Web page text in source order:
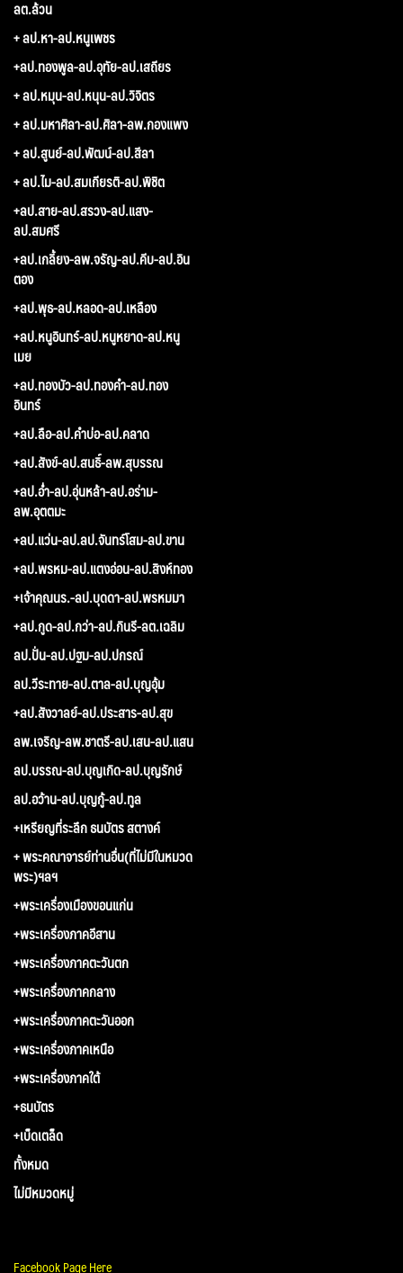
ลต.ล้วน
+ ลป.หา-ลป.หนูเพชร
+ลป.ทองพูล-ลป.อุทัย-ลป.เสถียร
+ ลป.หมุน-ลป.หนุน-ลป.วิจิตร
+ ลป.มหาศิลา-ลป.ศิลา-ลพ.กองแพง
+ ลป.สูนย์-ลป.พัฒน์-ลป.สีลา
+ ลป.ไม-ลป.สมเกียรติ-ลป.พิชิต
+ลป.สาย-ลป.สรวง-ลป.แสง-
ลป.สมศรี
+ลป.เกลี้ยง-ลพ.จรัญ-ลป.คีบ-ลป.อิน
ตอง
+ลป.พุธ-ลป.หลอด-ลป.เหลือง
+ลป.หนูอินทร์-ลป.หนูหยาด-ลป.หนู
เมย
+ลป.ทองบัว-ลป.ทองคำ-ลป.ทอง
อินทร์
+ลป.ลือ-ลป.คำบ่อ-ลป.คลาด
+ลป.สังข์-ลป.สนธิ์-ลพ.สุบรรณ
+ลป.อ่ำ-ลป.อุ่นหล้า-ลป.อร่าม-
ลพ.อุตตมะ
+ลป.แว่น-ลป.ลป.จันทร์โสม-ลป.ขาน
+ลป.พรหม-ลป.แตงอ่อน-ลป.สิงห์ทอง
+เจ้าคุณนร.-ลป.บุดดา-ลป.พรหมมา
+ลป.กูด-ลป.กว่า-ลป.กินรี-ลต.เฉลิม
ลป.ปั่น-ลป.ปฐม-ลป.ปกรณ์
ลป.วีระทาย-ลป.ตาล-ลป.บุญอุ้ม
+ลป.สังวาลย์-ลป.ประสาร-ลป.สุข
ลพ.เจริญ-ลพ.ชาตรี-ลป.เสน-ลป.แสน
ลป.บรรณ-ลป.บุญเกิด-ลป.บุญรักษ์
ลป.อว้าน-ลป.บุญกู้-ลป.ทูล
+เหรียญที่ระลึก ธนบัตร สตางค์
+ พระคณาจารย์ท่านอื่น(ที่ไม่มีในหมวด
พระ)ฯลฯ
+พระเครื่องเมืองขอนแก่น
+พระเครื่องภาคอีสาน
+พระเครื่องภาคตะวันตก
+พระเครื่องภาคกลาง
+พระเครื่องภาคตะวันออก
+พระเครื่องภาคเหนือ
+พระเครื่องภาคใต้
+ธนบัตร
+เบ็ดเตล็ด
ทั้งหมด
ไม่มีหมวดหมู่
Facebook Page Here